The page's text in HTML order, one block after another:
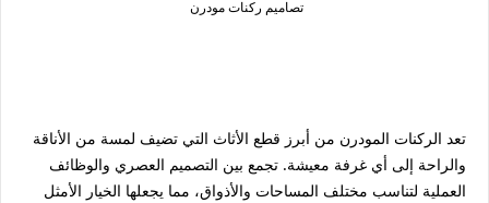
تصاميم ركنات مودرن
تعد الركنات المودرن من أبرز قطع الأثاث التي تضيف لمسة من الأناقة
والراحة إلى أي غرفة معيشة. تجمع بين التصميم العصري والوظائف
العملية لتناسب مختلف المساحات والأذواق، مما يجعلها الخيار الأمثل